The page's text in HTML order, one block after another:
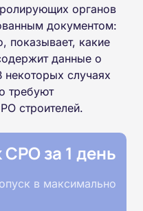
органов
документом:
показывает, какие
данные о
случаях
требуют
строителей.
за 1 день
в максимально